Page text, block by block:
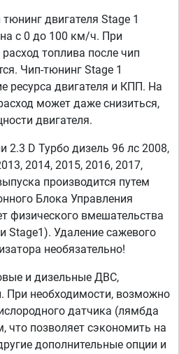
двигателя Stage 1
с 0 до 100 км/ч. При
топлива после чип
Чип-тюнинг Stage 1
ресурса двигателя и КПП. На
может даже снизиться,
двигателя.
2.3 D Турбо дизель 96 лс 2008,
2014, 2015, 2016, 2017,
производится путем
Блока Управления
физического вмешательства
Stage1). Удаление сажевого
необязательно!
и дизельные ДВС,
При необходимости, возможно
датчика (лямбда
что позволяет сэкономить на
дополнительные опции и